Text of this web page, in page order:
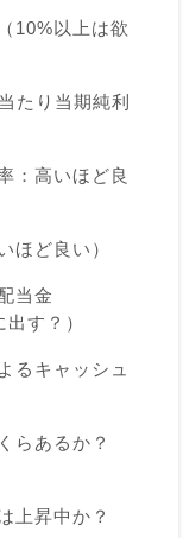
10%以上は欲
たり当期純利
：高いほど良
ほど良い）
当金
す？）
るキャッシュ
らあるか？
上昇中か？